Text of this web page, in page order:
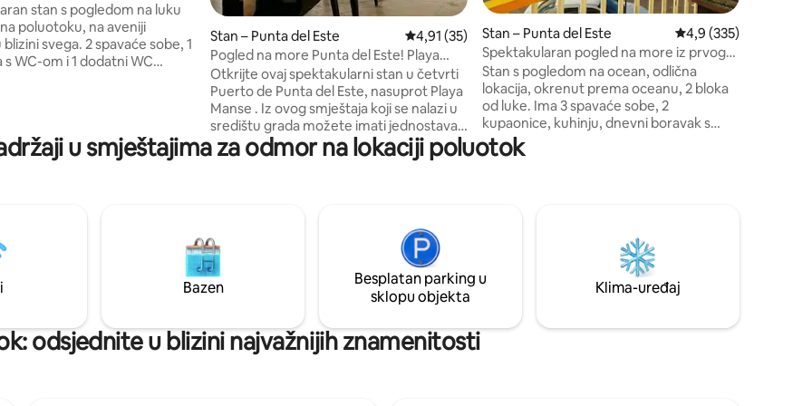
spremačice
stan s pogledom na luku
poluotoku, na aveniji
svega. 2 spavaće sobe, 1
s WC-om i 1 dodatni WC
od 40" u spavaćoj sobi Klima-
boravku i glavnoj
Stan – Punta del Este Prosječna ocjena: 4,91/5, recenzija: 35
4,91 (35)
Pogled na more Punta del Este! Playa
Mansa. Luka.
Otkrijte ovaj spektakularni stan u četvrti
Puerto de Punta del Este, nasuprot Playa
Manse . Iz ovog smještaja koji se nalazi u
središtu grada možete imati jednostavan
pristup svemu i uživati u najboljim
zalascima sunca. Samo 3 ulice od Av.
whitens, BBQ, 2 subsoil couch, WiFi
400Mibp/s, cleaning service (optional),
elevators and the best comfort for you
to enjoy your stay
Stan – Punta del Este Prosječna ocjena:
4,9 (335)
Spektakularan pogled na more iz prvog
reda!!!!!!!!!!!!
Stan s pogledom na ocean, odlična
lokacija, okrenut prema oceanu, 2 bloka
od luke. Ima 3 spavaće sobe, 2
kupaonice, kuhinju, dnevni boravak s
štednjakom na drva, veliku terasu,
garažu, kabelsku televiziju s pametnim
5 USD po osobi za cijeli boravak. Nalazi se
na prvom katu po stubištu
u smještajima za odmor na lokaciji poluotok
Bazen
Besplatan parking u
sklopu objekta
Klima-uređaj
odsjednite u blizini najvažnijih znamenitosti